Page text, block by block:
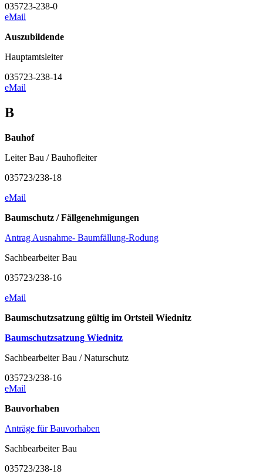
035723-238-0
eMail
Auszubildende
Hauptamtsleiter
035723-238-14
eMail
B
Bauhof
Leiter Bau / Bauhofleiter
035723/238-18
eMail
Baumschutz / Fällgenehmigungen
Antrag Ausnahme- Baumfällung-Rodung
Sachbearbeiter Bau
035723/238-16
eMail
Baumschutzsatzung gültig im Ortsteil Wiednitz
Baumschutzsatzung Wiednitz
Sachbearbeiter Bau / Naturschutz
035723/238-16
eMail
Bauvorhaben
Anträge für Bauvorhaben
Sachbearbeiter Bau
035723/238-18